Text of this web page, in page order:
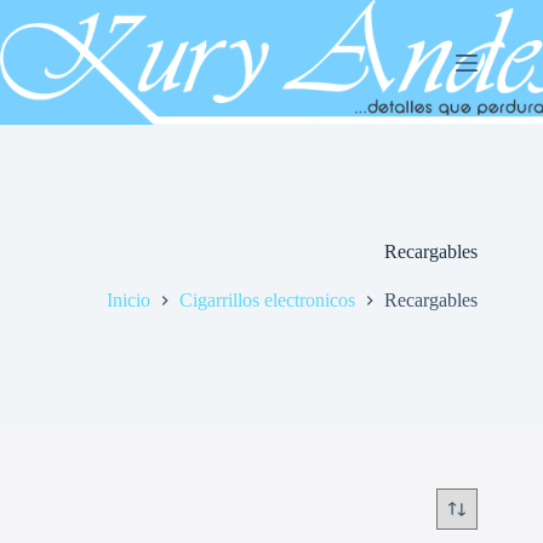
al
contenido
Recargables
Inicio Cigarrillos electronicos Recargables